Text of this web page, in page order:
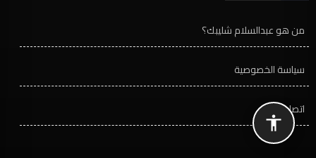
من هو عبدالسلام شليبك؟
سياسة الخصوصية
اتصل بنا